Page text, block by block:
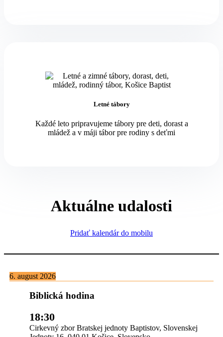
Letné tábory
Každé leto pripravujeme tábory pre deti, dorast a
mládež a v máji tábor pre rodiny s deťmi
Aktuálne udalosti
Pridať kalendár do mobilu
6. august 2026
Biblická hodina
18:30
Cirkevný zbor Bratskej jednoty Baptistov, Slovenskej